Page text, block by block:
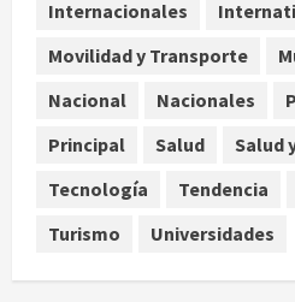
4 agosto 7,
Internacional
EE.UU.
y ciertos
Internacionales
Movilidad y Transporte
Nacional
Nacionales
Principal
Salud Salud
Tecnología
Tendencia
Turismo
Universidades